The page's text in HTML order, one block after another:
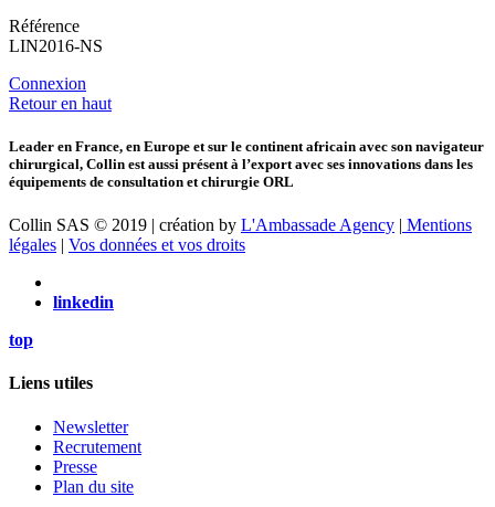
Référence
LIN2016-NS
Connexion
Retour en haut
Leader en France, en Europe et sur le continent africain avec son navigateur
chirurgical, Collin est aussi présent à l’export avec ses innovations dans les
équipements de consultation et chirurgie ORL
Collin SAS © 2019 | création by L'Ambassade Agency | Mentions
légales | Vos données et vos droits
linkedin
top
Liens utiles
Newsletter
Recrutement
Presse
Plan du site